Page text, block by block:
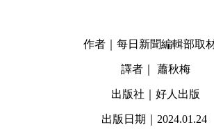
作者｜每日新聞編輯部取
譯者｜ 蕭秋梅
出版社｜好人出版
出版日期｜2024.01.24